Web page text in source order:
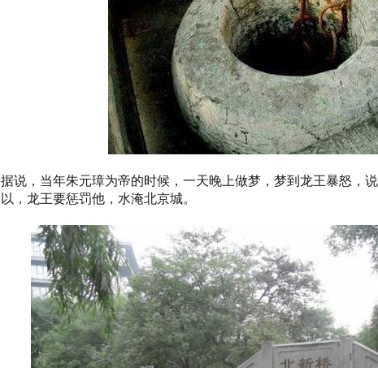
据说，当年朱元璋为帝的时候，一天晚上做梦，梦到龙王暴怒，
以，龙王要惩罚他，水淹北京城。